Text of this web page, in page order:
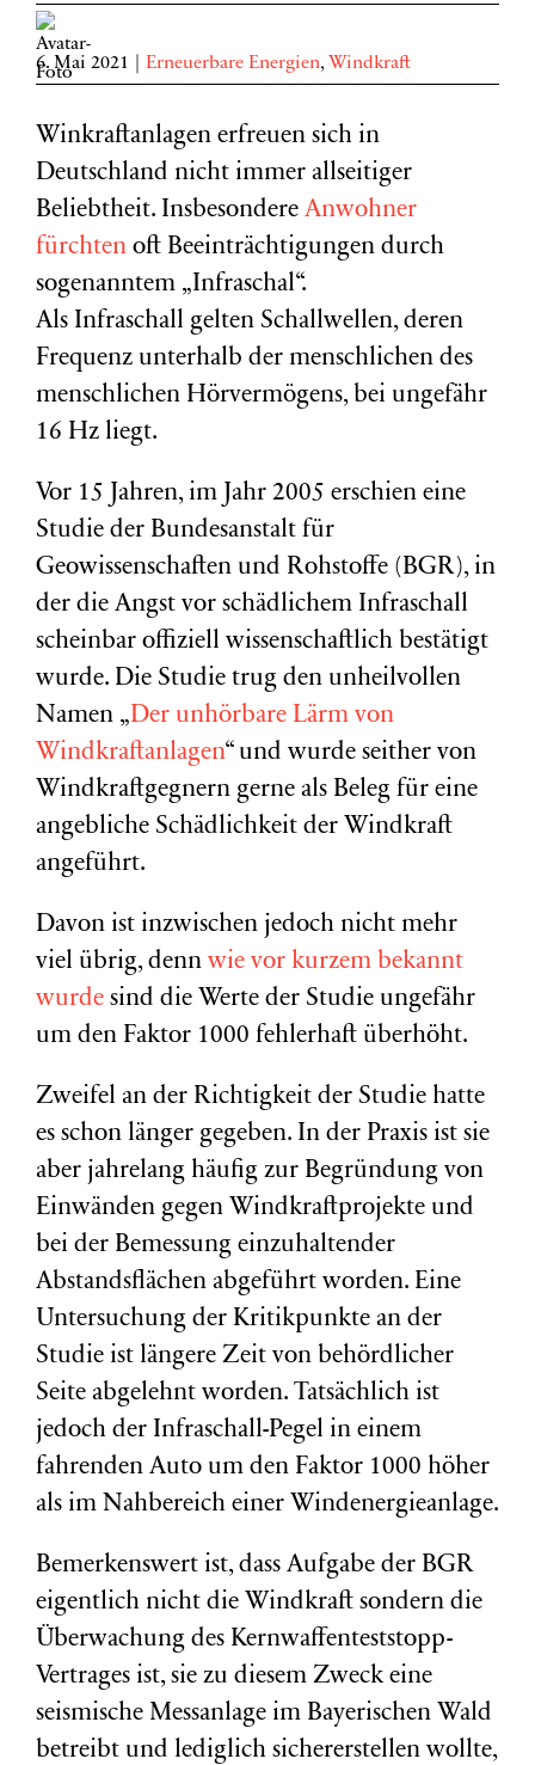
6. Mai 2021 Erneuerbare Energien, Windkraft
Winkraftanlagen erfreuen sich in
Deutschland nicht immer allseitiger
Beliebtheit. Insbesondere Anwohner
fürchten oft Beeinträchtigungen durch
sogenanntem „Infraschal“.
Als Infraschall gelten Schallwellen, deren
Frequenz unterhalb der menschlichen des
menschlichen Hörvermögens, bei ungefähr
16 Hz liegt.
Vor 15 Jahren, im Jahr 2005 erschien eine
Studie der Bundesanstalt für
Geowissenschaften und Rohstoffe (BGR), in
der die Angst vor schädlichem Infraschall
scheinbar offiziell wissenschaftlich bestätigt
wurde. Die Studie trug den unheilvollen
Namen „Der unhörbare Lärm von
Windkraftanlagen“ und wurde seither von
Windkraftgegnern gerne als Beleg für eine
angebliche Schädlichkeit der Windkraft
angeführt.
Davon ist inzwischen jedoch nicht mehr
viel übrig, denn wie vor kurzem bekannt
wurde sind die Werte der Studie ungefähr
um den Faktor 1000 fehlerhaft überhöht.
Zweifel an der Richtigkeit der Studie hatte
es schon länger gegeben. In der Praxis ist sie
aber jahrelang häufig zur Begründung von
Einwänden gegen Windkraftprojekte und
bei der Bemessung einzuhaltender
Abstandsflächen abgeführt worden. Eine
Untersuchung der Kritikpunkte an der
Studie ist längere Zeit von behördlicher
Seite abgelehnt worden. Tatsächlich ist
jedoch der Infraschall-Pegel in einem
fahrenden Auto um den Faktor 1000 höher
als im Nahbereich einer Windenergieanlage.
Bemerkenswert ist, dass Aufgabe der BGR
eigentlich nicht die Windkraft sondern die
Überwachung des Kernwaffenteststopp-
Vertrages ist, sie zu diesem Zweck eine
seismische Messanlage im Bayerischen Wald
betreibt und lediglich sichererstellen wollte,